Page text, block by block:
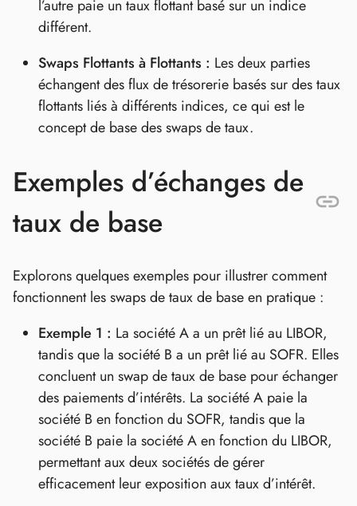
l’autre paie un taux flottant basé sur un indice
différent.
Swaps Flottants à Flottants : Les deux parties
échangent des flux de trésorerie basés sur des taux
flottants liés à différents indices, ce qui est le
concept de base des swaps de taux.
Exemples d’échanges de
taux de base
Explorons quelques exemples pour illustrer comment
fonctionnent les swaps de taux de base en pratique :
Exemple 1 : La société A a un prêt lié au LIBOR,
tandis que la société B a un prêt lié au SOFR. Elles
concluent un swap de taux de base pour échanger
des paiements d’intérêts. La société A paie la
société B en fonction du SOFR, tandis que la
société B paie la société A en fonction du LIBOR,
permettant aux deux sociétés de gérer
efficacement leur exposition aux taux d’intérêt.